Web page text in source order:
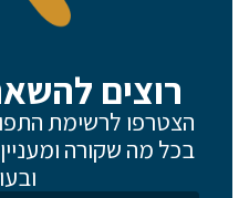
רוצים
הצטרפו לרשימת
בכל מה שקורה